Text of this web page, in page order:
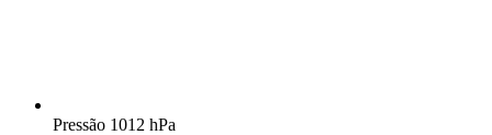
Pressão 1012 hPa